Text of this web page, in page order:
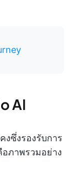
AI
ซึ่งรองรับการ
ภาพรวมอย่าง